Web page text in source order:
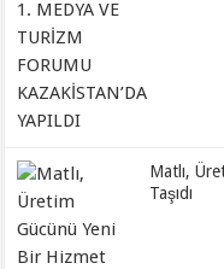
Matlı,
Taşıdı